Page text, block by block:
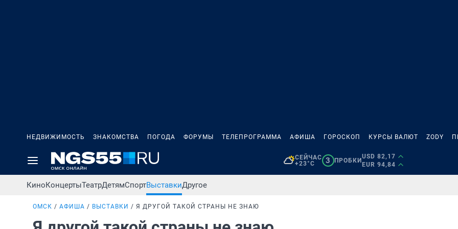
НЕДВИЖИМОСТЬ ЗНАКОМСТВА ПОГОДА ФОРУМЫ ТЕЛЕПРОГРАММА АФИША ГОРОСКОП КУРСЫ ВАЛЮТ ZODY
СЕЙЧАС
+23°C
3 ПРОБКИ
USD 82,17
EUR 94,84
КиноКонцертыТеатрДетямСпортВыставкиДругое
ОМСК АФИША ВЫСТАВКИ Я ДРУГОЙ ТАКОЙ СТРАНЫ НЕ ЗНАЮ